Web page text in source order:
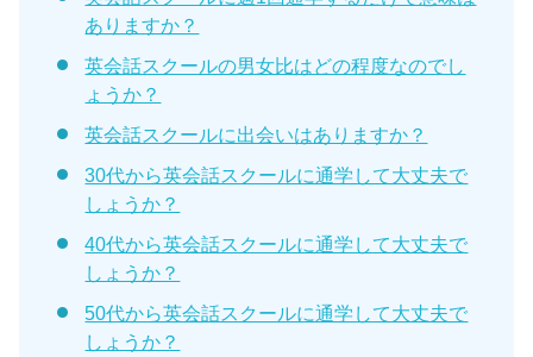
ありますか？
英会話スクールの男女比はどの程度なのでし
ょうか？
英会話スクールに出会いはありますか？
30代から英会話スクールに通学して大丈夫で
しょうか？
40代から英会話スクールに通学して大丈夫で
しょうか？
50代から英会話スクールに通学して大丈夫で
しょうか？